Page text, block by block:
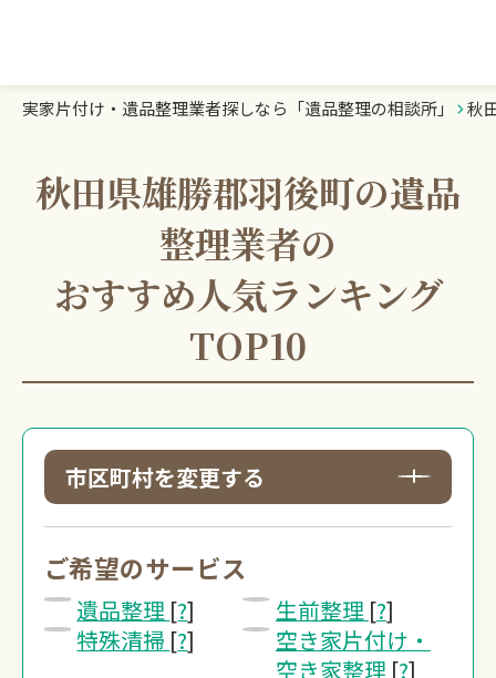
0120-20-
無料・24時間受付
Webで無料見積り
遺品整理の相談所TOP
業者を探す
ランキング
初めての方へ
豆知識
お急ぎの方はこちら
実家片付け・遺品整理業者探しなら「遺品整理の相談所」 秋
秋田県雄勝郡羽後町の遺品
整理業者の
おすすめ人気ランキング
TOP10
市区町村を変更する
ご希望のサービス
遺品整理 [?] 生前整理 [?]
特殊清掃 [?]
空き家片付け・
空き家整理 [?]